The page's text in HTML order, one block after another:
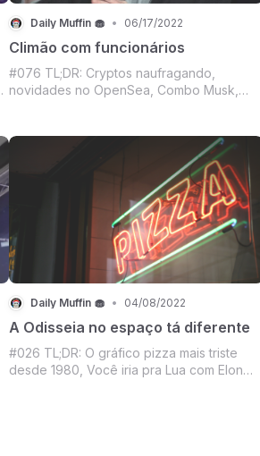
Daily Muffin 🧁 • 06/17/2022
Climão com funcionários
#076 TL;DR: Cryptos naufragando,
novidades no OpenSea, Combo Musk,
Prepare seu peixe ou camarão, uma
bebida, a cadeira de praia e venha ler o
DM de hoje. (Não vá esquece
Daily Muffin 🧁 • 04/08/2022
A Odisseia no espaço tá diferente
#026 TL;DR: O gráfico pizza mais triste
desde 1980, Você iria pra Lua com Elon